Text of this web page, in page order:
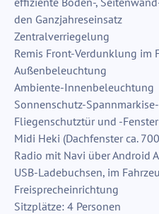
den Ganzjahreseinsatz
Zentralverriegelung
Remis Front-Verdunklung im
Außenbeleuchtung
Ambiente-Innenbeleuchtung
Sonnenschutz-
Fliegenschutztür und -Fenster
Midi Heki (Dachfenster ca.
Radio mit Navi über Android
USB-Ladebuchsen, im
Freisprecheinrichtung
Sitzplätze: 4 Personen